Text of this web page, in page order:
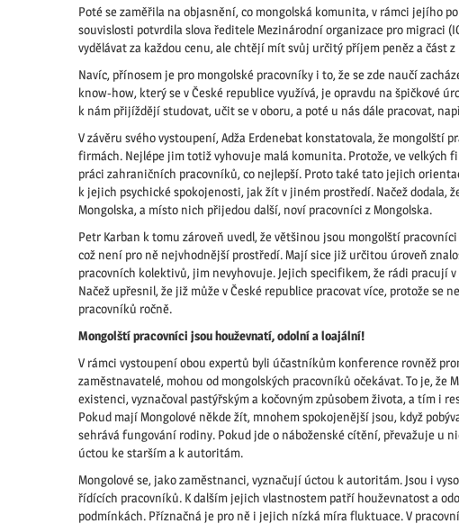
Poté se zaměřila na objasnění, co mongolská komunita, v rámci jejího
souvislosti potvrdila slova ředitele Mezinárodní organizace pro migraci
vydělávat za každou cenu, ale chtějí mít svůj určitý příjem peněz a část
Navíc, přínosem je pro mongolské pracovníky i to, že se zde naučí
know-how, který se v České republice využívá, je opravdu na špičkové
k nám přijíždějí studovat, učit se v oboru, a poté u nás dále pracovat,
V závěru svého vystoupení, Adža Erdenebat konstatovala, že mongolští
firmách. Nejlépe jim totiž vyhovuje malá komunita. Protože, ve velkých
práci zahraničních pracovníků, co nejlepší. Proto také tato jejich
k jejich psychické spokojenosti, jak žít v jiném prostředí. Načež dodala,
Mongolska, a místo nich přijedou další, noví pracovníci z Mongolska.
Petr Karban k tomu zároveň uvedl, že většinou jsou mongolští
což není pro ně nejvhodnější prostředí. Mají sice již určitou úroveň
pracovních kolektivů, jim nevyhovuje. Jejich specifikem, že rádi pracují
Načež upřesnil, že již může v České republice pracovat více, protože se
pracovníků ročně.
Mongolští pracovníci jsou houževnatí, odolní a loajální!
V rámci vystoupení obou expertů byli účastníkům konference rovněž
zaměstnavatelé, mohou od mongolských pracovníků očekávat. To je, že
existenci, vyznačoval pastýřským a kočovným způsobem života, a tím i
Pokud mají Mongolové někde žít, mnohem spokojenější jsou, když
sehrává fungování rodiny. Pokud jde o náboženské cítění, převažuje u
úctou ke starším a k autoritám.
Mongolové se, jako zaměstnanci, vyznačují úctou k autoritám. Jsou i
řídících pracovníků. K dalším jejich vlastnostem patří houževnatost a
podmínkách. Příznačná je pro ně i jejich nízká míra fluktuace. V